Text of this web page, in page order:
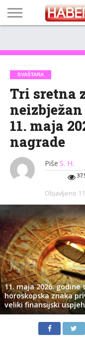
TECH
PROGRAM
PROGNOZA
PUTEVIMA
LISTA
NAMA
SVAŠTARA
Tri sretna
11. maja
nagrade
Piše S. H.
Objavljeno
11. maja 2026.
horoskopska znaka
veliki finansijski